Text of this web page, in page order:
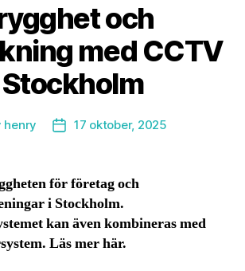
och
med CCTV
Stockholm
henry Inläggsdatum
17 oktober, 2025
för företag och
i Stockholm.
kan även kombineras med
Läs mer här.